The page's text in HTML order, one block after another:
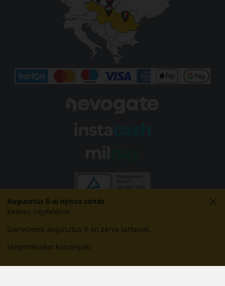
Augusztus 8-ai nyitva tartás
Kedves Ügyfeleink!
Szervizeink augusztus 8-án zárva tartanak.
Megértésüket köszönjük!